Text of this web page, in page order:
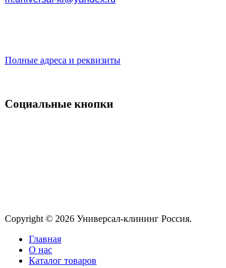
Полные адреса и реквизиты
Социальные кнопки
Copyright © 2026 Универсал-клининг Россия.
Главная
О нас
Каталог товаров